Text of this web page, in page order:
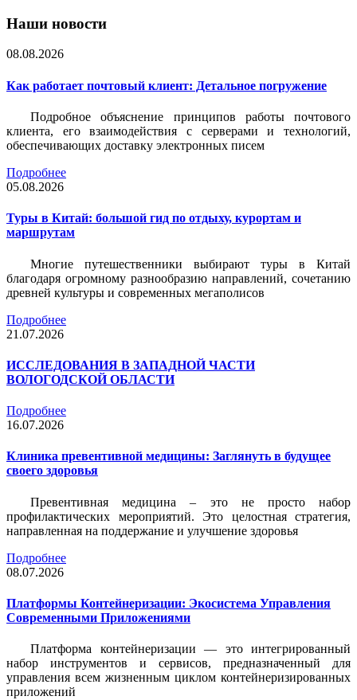
Наши новости
08.08.2026
Как работает почтовый клиент: Детальное погружение
Подробное объяснение принципов работы почтового
клиента, его взаимодействия с серверами и технологий,
обеспечивающих доставку электронных писем
Подробнее
05.08.2026
Туры в Китай: большой гид по отдыху, курортам и
маршрутам
Многие путешественники выбирают туры в Китай
благодаря огромному разнообразию направлений, сочетанию
древней культуры и современных мегаполисов
Подробнее
21.07.2026
ИССЛЕДОВАНИЯ В ЗАПАДНОЙ ЧАСТИ
ВОЛОГОДСКОЙ ОБЛАСТИ
Подробнее
16.07.2026
Клиника превентивной медицины: Заглянуть в будущее
своего здоровья
Превентивная медицина – это не просто набор
профилактических мероприятий. Это целостная стратегия,
направленная на поддержание и улучшение здоровья
Подробнее
08.07.2026
Платформы Контейнеризации: Экосистема Управления
Современными Приложениями
Платформа контейнеризации — это интегрированный
набор инструментов и сервисов, предназначенный для
управления всем жизненным циклом контейнеризированных
приложений